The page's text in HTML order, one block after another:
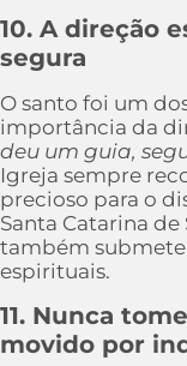
10. A direção
segura
O santo foi um
importância da
deu um guia,
Igreja sempre
precioso para o
Santa Catarina de
também
espirituais.
11. Nunca
movido por